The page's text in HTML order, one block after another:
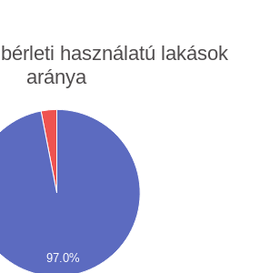
használatú lakások
aránya
97.0%